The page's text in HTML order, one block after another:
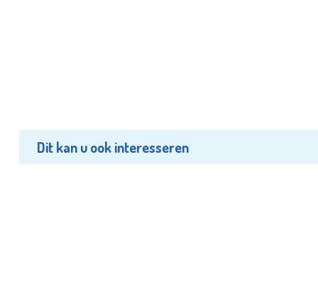
Dit kan u ook interesseren